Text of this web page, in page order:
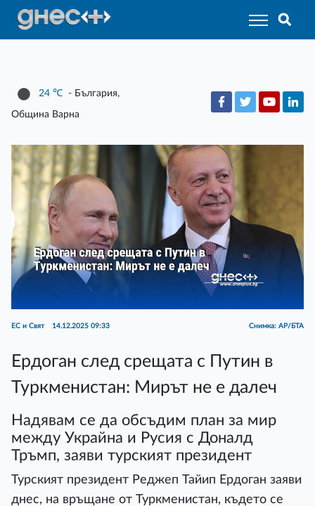
24 ℃ - България,
Община Варна
ЕС и Свят 14.12.2025 09:33 Снимка: АР/БТА
Ердоган след срещата с Путин в
Туркменистан: Мирът не е далеч
Надявам се да обсъдим план за мир
между Украйна и Русия с Доналд
Тръмп, заяви турският президент
Турският президент Реджеп Тайип Ердоган заяви
днес, на връщане от Туркменистан, където се